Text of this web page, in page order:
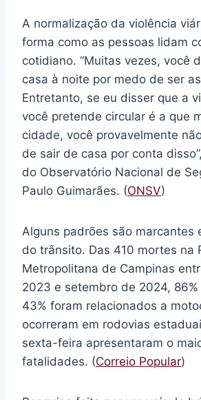
A normalização da violência
forma como as pessoas lidam
cotidiano. “Muitas vezes, você
casa à noite por medo de ser
Entretanto, se eu disser que a
você pretende circular é a que
cidade, você provavelmente
de sair de casa por conta
do Observatório Nacional de
Paulo Guimarães. (ONSV)
Alguns padrões são marcantes
do trânsito. Das 410 mortes na
Metropolitana de Campinas
2023 e setembro de 2024,
43% foram relacionados a
ocorreram em rodovias
sexta-feira apresentaram o
fatalidades. (Correio Popular)